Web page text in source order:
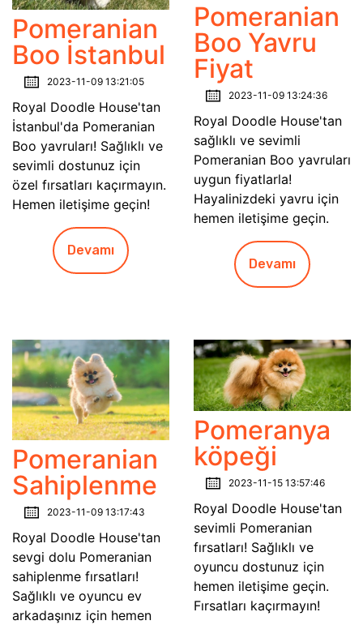
Pomeranian
Boo İstanbul
2023-11-09 13:21:05
Royal Doodle House'tan
İstanbul'da Pomeranian
Boo yavruları! Sağlıklı ve
sevimli dostunuz için
özel fırsatları kaçırmayın.
Hemen iletişime geçin!
Devamı
Pomeranian
Boo Yavru
Fiyat
2023-11-09 13:24:36
Royal Doodle House'tan
sağlıklı ve sevimli
Pomeranian Boo yavruları
uygun fiyatlarla!
Hayalinizdeki yavru için
hemen iletişime geçin.
Devamı
Pomeranian
Sahiplenme
2023-11-09 13:17:43
Royal Doodle House'tan
sevgi dolu Pomeranian
sahiplenme fırsatları!
Sağlıklı ve oyuncu ev
arkadaşınız için hemen
Pomeranya
köpeği
2023-11-15 13:57:46
Royal Doodle House'tan
sevimli Pomeranian
fırsatları! Sağlıklı ve
oyuncu dostunuz için
hemen iletişime geçin.
Fırsatları kaçırmayın!